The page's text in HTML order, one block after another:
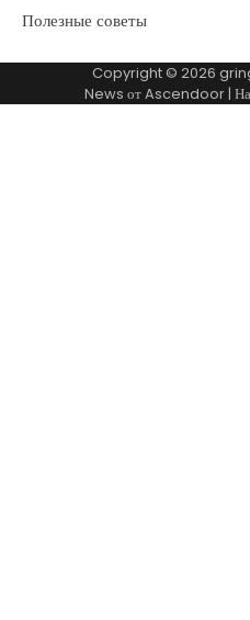
Полезные советы
Copyright © 2026
News отAscendoor |